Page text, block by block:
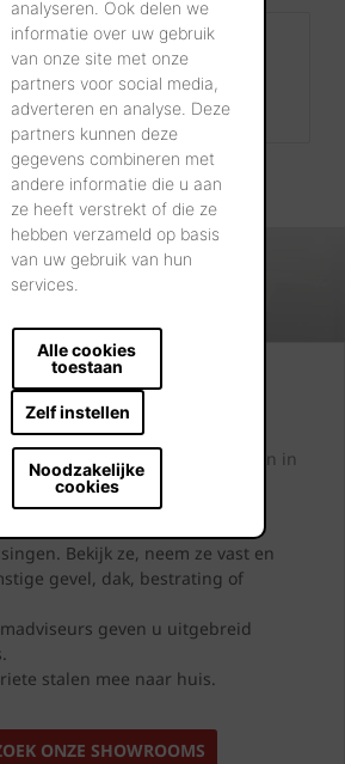
analyseren. Ook delen we
informatie over uw gebruik
van onze site met onze
partners voor social media,
adverteren en analyse. Deze
partners kunnen deze
gegevens combineren met
andere informatie die u aan
ze heeft verstrekt of die ze
hebben verzameld op basis
van uw gebruik van hun
services.
Alle cookies
toestaan
Zelf instellen
Noodzakelijke
cookies
Contact
+32 56 24 96 38
Droom. Kies.
uw dromen tastbaar maken in
u inspireren door onze
Bekijk ze, neem ze vast en
gevel, dak, bestrating of
geven u uitgebreid
stalen mee naar huis.
ONZE SHOWROOMS